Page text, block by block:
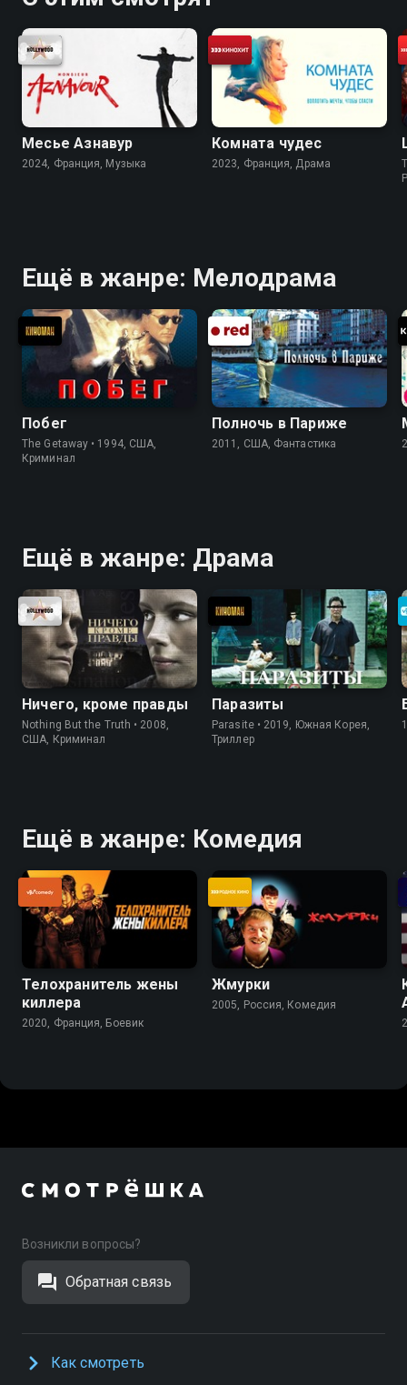
Месье Азнавур
2024, Франция, Музыка
Комната чудес
2023, Франция, Драма
Ещё в жанре: Мелодрама
Побег
The Getaway • 1994, США,
Криминал
Полночь в Париже
2011, США, Фантастика
Ещё в жанре: Драма
Ничего, кроме правды
Nothing But the Truth • 2008,
США, Криминал
Паразиты
Parasite • 2019, Южная Корея,
Триллер
Ещё в жанре: Комедия
Телохранитель жены
киллера
2020, Франция, Боевик
Жмурки
2005, Россия, Комедия
Возникли вопросы?
Обратная связь
Как смотреть